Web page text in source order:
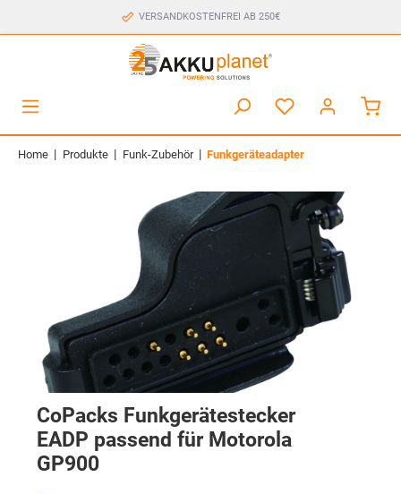
VERSANDKOSTENFREI AB 250€
Home | Produkte | Funk-Zubehör | Funkgeräteadapter
CoPacks Funkgerätestecker
EADP passend für Motorola
GP900